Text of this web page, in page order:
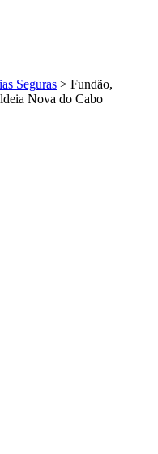
Seguras > Fundão,
Nova do Cabo